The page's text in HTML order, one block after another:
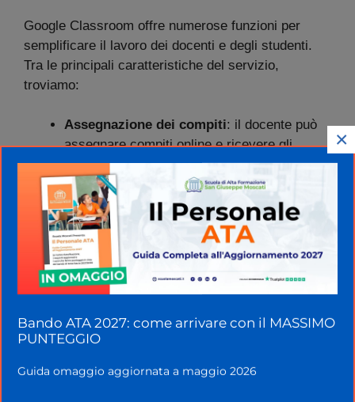
Google Classroom offre numerose funzioni per
semplificare il lavoro dei docenti e degli studenti.
Tra le principali caratteristiche del servizio,
troviamo:
Assegnazione dei compiti: il docente può
assegnare compiti online e ricevere gli
elaborati degli studenti direttamente sulla
piattaforma;
Condivisione dei materiali didattici : il
docente può condividere testi, immagini,
video e documenti con gli studenti in modo
semplice e veloce;
Correzione degli elaborati
: il docente può
direttamente sulla piattaforma, assegnando
un voto e un
possono partecipare alle discussioni in
×
Bando ATA 2027: come arrivare con il MASSIMO
PUNTEGGIO
Guida omaggio aggiornata a maggio 2026